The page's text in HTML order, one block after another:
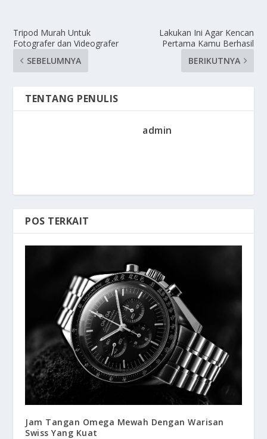
Tripod Murah Untuk
Fotografer dan Videografer
SEBELUMNYA
Lakukan Ini Agar Kencan
Pertama Kamu Berhasil
BERIKUTNYA
TENTANG PENULIS
admin
POS TERKAIT
Jam Tangan Omega Mewah Dengan Warisan
Swiss Yang Kuat